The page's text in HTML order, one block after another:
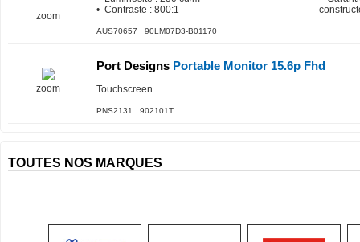
zoom
• Contraste : 800:1
AUS70657 90LM07D3-B01170
zoom
Port Designs Portable Monitor 15.6p Fhd
Touchscreen
PNS2131 902101T
TOUTES NOS MARQUES